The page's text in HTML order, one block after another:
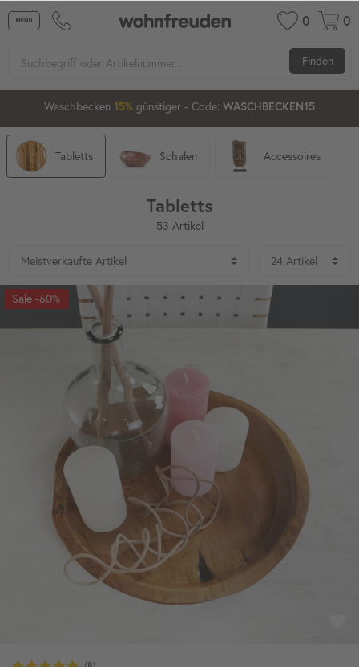
0 0
Finden
13 20 20
15%
Waschbecken ab 80 cm20%günstiger- Code:XXL-20
Schalen
Tabletts Accessoires
Tabletts
53 Artikel
-60%